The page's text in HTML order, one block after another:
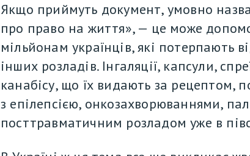
Якщо приймуть документ, умовно
про право на життя», — це може
мільйонам українців, які потерпають
інших розладів. Інгаляції, капсули,
канабісу, що їх видають за рецептом,
з епілепсією, онкозахворюваннями,
посттравматичним розладом уже в